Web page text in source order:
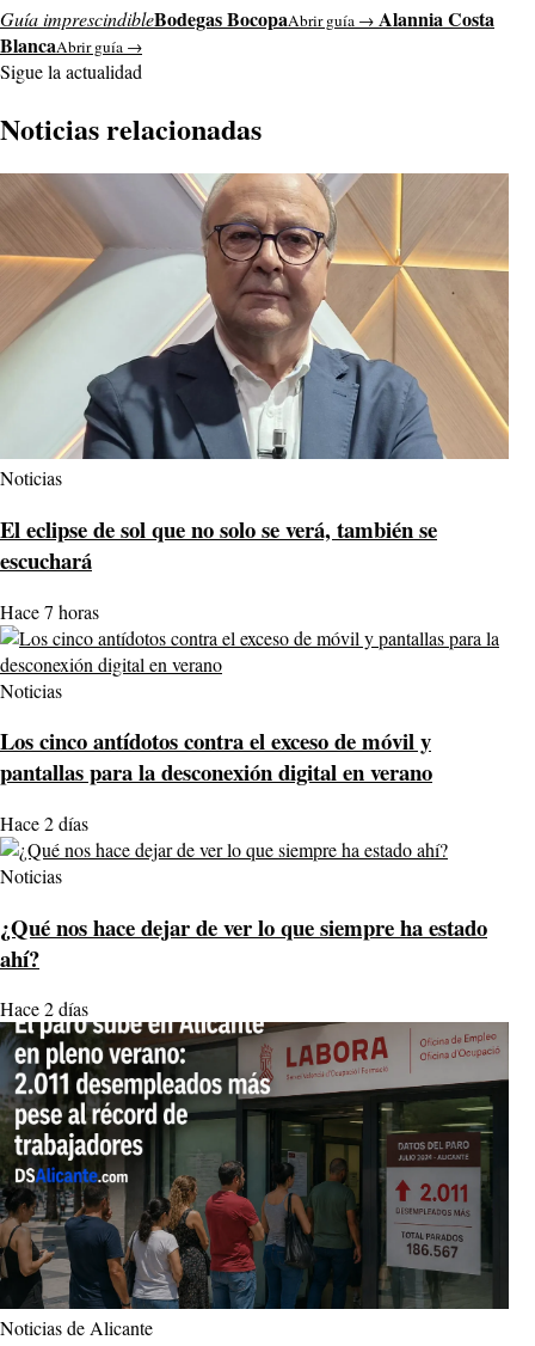
Guía imprescindibleBodegas BocopaAbrir guía → Alannia Costa
BlancaAbrir guía →
Sigue la actualidad
Noticias relacionadas
Noticias
El eclipse de sol que no solo se verá, también se
escuchará
Hace 7 horas
Noticias
Los cinco antídotos contra el exceso de móvil y
pantallas para la desconexión digital en verano
Hace 2 días
Noticias
¿Qué nos hace dejar de ver lo que siempre ha estado
ahí?
Hace 2 días
Noticias de Alicante